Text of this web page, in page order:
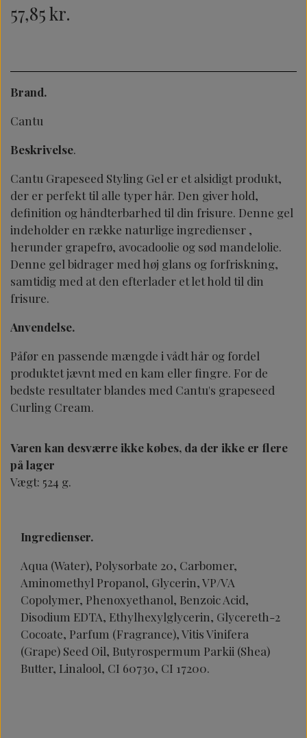
57,85 kr.
Brand.
Cantu
Beskrivelse.
Cantu Grapeseed Styling Gel er et alsidigt produkt,
der er perfekt til alle typer hår. Den giver hold,
definition og håndterbarhed til din frisure. Denne gel
indeholder en række naturlige ingredienser ,
herunder grapefrø, avocadoolie og sød mandelolie.
Denne gel bidrager med høj glans og forfriskning,
samtidig med at den efterlader et let hold til din
frisure.
Anvendelse.
Påfør en passende mængde i vådt hår og fordel
produktet jævnt med en kam eller fingre. For de
bedste resultater blandes med Cantu's grapeseed
Curling Cream.
Varen kan desværre ikke købes, da der ikke er flere
på lager
Vægt: 524 g.
Ingredienser.
Aqua (Water), Polysorbate 20, Carbomer,
Aminomethyl Propanol, Glycerin, VP/VA
Copolymer, Phenoxyethanol, Benzoic Acid,
Disodium EDTA, Ethylhexylglycerin, Glycereth-2
Cocoate, Parfum (Fragrance), Vitis Vinifera
(Grape) Seed Oil, Butyrospermum Parkii (Shea)
Butter, Linalool, CI 60730, CI 17200.